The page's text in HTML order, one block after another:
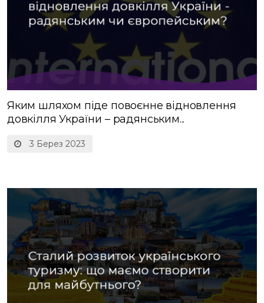
3 Берез 2023
Яким шляхом піде повоєнне відновлення
довкілля України – радянським...